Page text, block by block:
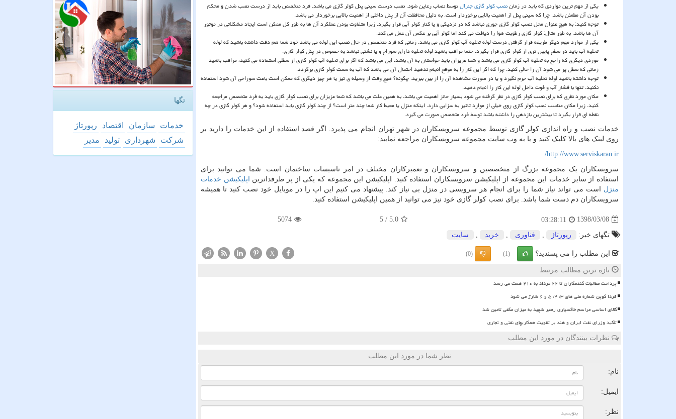
یکی از مهم ترین مواردی که باید در زماننصب کولر گازی جنرالتوسط نصاب رعاین شود. نصب درست سینی پنل کولر گازی می باشد. فرد متخصص باید از درست نصب شدن و محکم
بودن آن مطمئن باشد. چرا که سینی پنل از اهمیت بالایی برخوردار است. به دلیل محافظت آن از پنل داخلی از اهمیت بالایی برخوردار می باشد.
توجه کنید: به هیچ عنوان محل نصب کولر گازی جوری نباشد که در نزدیکی و یا کنار کولر آبی قرار بگیرد. زیرا متفاوت بودن عملکرد آن ها به طور کل ممکن است ایجاد مشکلاتی در موتور
آن ها باشد. به طور مثال: کولر گازی رطوبت هوا را دیافت می کند اما کولر آبی بر عکس آن عمل می کند.
یکی از موارد مهم دیگر طریقه قرار گرفتن درست لوله تخلیه آب کولر گازی می باشد. زمانی که فرد متخصص در حال نصب این لوله می باشد خود شما هم دقت داشته باشید که لوله
تخلیه آب باید در سطح پایین تری از کولر گازی قرار بگیرد. حتما مراقب باشید لوله تخلیه دارای سوراخ و یا نشتی نباشد به خصوص در پنل کولر گازی.
موردی دیگری که راجع به تخلیه آب کولر گازی می باشد و شما عزیزان باید حواستان به آن باشد. این می باشد که اگر برای تخلیه آب کولر گازی از سطلی استفاده می کنید، مراقب باشید
زمانی که سطل پر می شود آن را خالی کنید. چرا که اگر این کار را به موقع انجام ندهید احتمال آن می باشد که آب به سمت کولر گازی برگردد.
توجه داشته باشید لوله تخلیه آب جرم نگیرد و یا در صورت مشاهده آن را از بین ببرید. چگونه؟ هیچ وقت از وسیله ی تیز یا هر چیز دیگری که ممکن است باعث سوراخی آن شود استفاده
نکنید. تنها با فشار آب و فوت داخل لوله این کار را انجام دهید.
مکان مورد نظری که برای نصب کولر گازی در نظر گرفته می شود بسیار حائز اهمیت می باشد. به همین علت می باشد که شما عزیزان برای نصب کولر گازی باید به فرد متخصص مراجعه
کنید. زیرا مکان مناسب نصب کولر گازی روی خیلی از موارد تاثیر به سزایی دارد. اینکه منزل یا محیط کار شما چند متر است؟ از چند کولر گازی باید استفاده شود؟ و هر کولر گازی در چه
نقطه ای قرار بگیرد تا بیشترین بازدهی را داشته باشد توسط فرد متخصص صورت می گیرد.
خدمات نصب و راه اندازی کولر گازی توسط مجموعه سرویسکاران در شهر تهران انجام می پذیرد. اگر قصد استفاده از این خدمات را دارید بر
روی لینک های بالا کلیک کنید و یا به وب سایت مجموعه سرویسکاران مراجعه نمایید:
http://www.serviskaran.ir
/
سرویسکاران یک مجموعه بزرگ از متخصصین و سرویسکاران و تعمیرکاران مختلف در امر تاسیسات ساختمان است. شما می توانید برای
استفاده از سایر خدمات این مجموعه از اپلیکیشن سرویسکاران استفاده کنید. اپلیکیشن این مجموعه که یکی از پر طرفداترین
اپلیکیشن خدمات
منزل است می تواند نیاز شما را برای انجام هر سرویسی در منزل بی نیاز کند. پیشنهاد می کنیم این اپ را در موبایل خود نصب کنید تا همیشه
سرویسکاران دم دست شما باشد. برای نصب کولر گازی خود نیز می توانید از همین اپلیکیشن استفاده کنید.
1398/03/08
03:28:11
5.0
/
5
5074
تگهای خبر: رپورتاژ فناوری خرید سایت
این مطلب را می پسندید؟ (1)
(0)
X
تازه ترین مطالب مرتبط
پرداخت مطالبات گندمکاران تا ۲۲ مرداد به ۲۱۰ همت می رسد
فردا کوپن شماره ملی های ۳، ۴، ۵ و ۶ شارژ می شود
کالای اساسی مراسم خاکسپاری رهبر شهید به میزان مکفی تامین شد
تأکید وزرای نفت ایران و هند بر تقویت همکاریهای نفتی و تجاری
نظرات بینندگان در مورد این مطلب
نظر شما در مورد این مطلب
نام:
ایمیل:
نظر:
تگها
خدمات سازمان اقتصاد
رپورتاژ
شركت
شهرداری تولید مدیر